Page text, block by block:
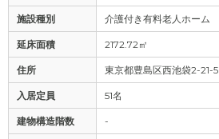
施設種別 介護付き有料老人ホーム
延床面積 2172.72㎡
住所 東京都豊島区西池袋2-21-5
入居定員 51名
建物構造階数 -